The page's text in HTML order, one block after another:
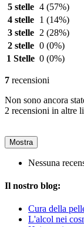
5 stelle 4 (57%)
4 stelle
1 (14%)
3 stelle
2 (28%)
2 stelle 0 (0%)
1 Stelle 0 (0%)
7 recensioni
Non sono ancora
2 recensioni in altre
Mostra
Nessuna
Il nostro blog:
Cura della
L'alcol nei